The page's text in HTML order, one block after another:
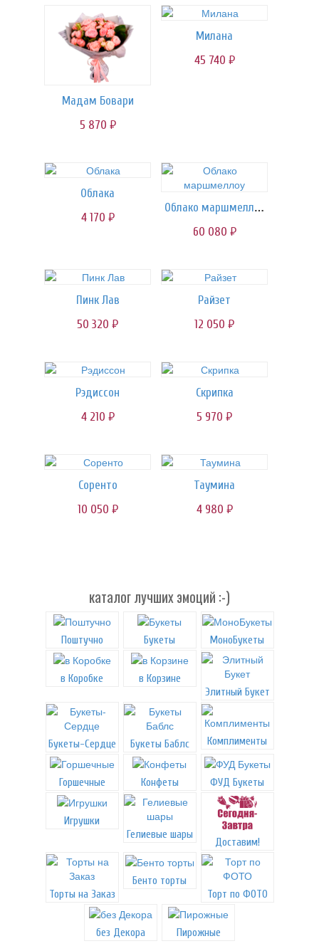
Мадам Бовари
5 870 руб.
Милана
45 740 руб.
Облака
4 170 руб.
Облако маршмеллоу
60 080 руб.
Пинк Лав
50 320 руб.
Райзет
12 050 руб.
Рэдиссон
4 210 руб.
Скрипка
5 970 руб.
Соренто
10 050 руб.
Таумина
4 980 руб.
каталог лучших эмоций :-)
Поштучно Букеты МоноБукеты
в Коробке
в Корзине
Элитный Букет
Букеты-Сердце Букеты Баблс Комплименты
Горшечные Конфеты ФУД Букеты
Игрушки
Гелиевые шары
Доставим!
Торты на Заказ
Бенто торты
Торт по ФОТО
без Декора Пирожные